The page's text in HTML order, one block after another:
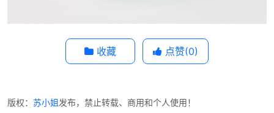
收藏 点赞(0)
版权： 苏小姐发布，禁止转载、商用和个人使用！